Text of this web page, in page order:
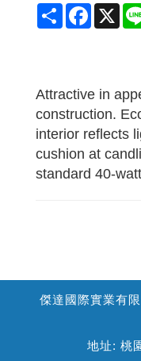
Share Facebook
X
Attractive in
construction.
interior reflects
cushion at
standard 40-
傑達國際實業有
地址: 桃